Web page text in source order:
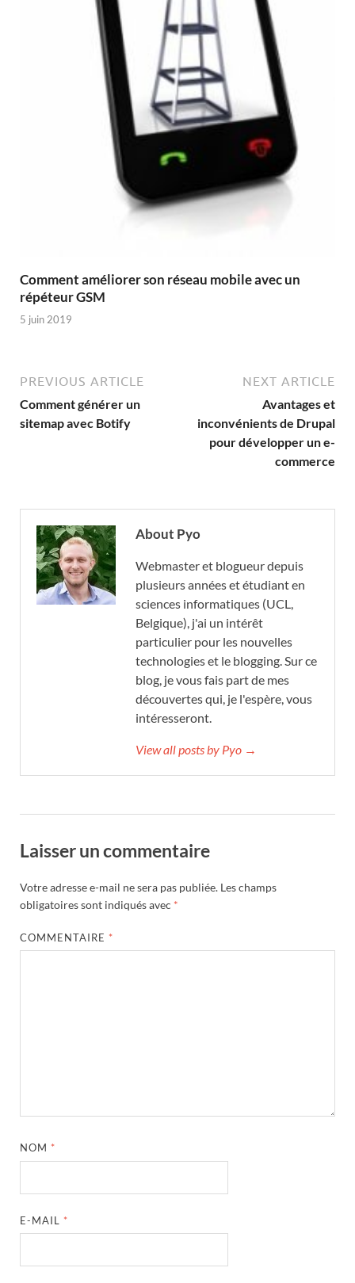
Comment améliorer son réseau mobile avec un
répéteur GSM
5 juin 2019
PREVIOUS ARTICLE
Comment générer un
sitemap avec Botify
NEXT ARTICLE
Avantages et
inconvénients de Drupal
pour développer un e-
commerce
About Pyo
Webmaster et blogueur depuis
plusieurs années et étudiant en
sciences informatiques (UCL,
Belgique), j'ai un intérêt
particulier pour les nouvelles
technologies et le blogging. Sur ce
blog, je vous fais part de mes
découvertes qui, je l'espère, vous
intéresseront.
View all posts by Pyo →
Laisser un commentaire
Votre adresse e-mail ne sera pas publiée. Les champs
obligatoires sont indiqués avec *
COMMENTAIRE *
NOM *
E-MAIL *